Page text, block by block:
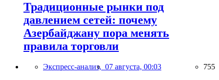
Традиционные рынки под
давлением сетей: почему
Азербайджану пора менять
правила торговли
Экспресс-анализ, 07 августа, 00:03 755